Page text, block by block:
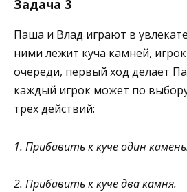
Задача 3
Паша и Влад играют в
ними лежит куча камней,
очереди, первый ход делает
каждый игрок может по
трёх действий:
1. Прибавить к куче один
2. Прибавить к куче два камня.